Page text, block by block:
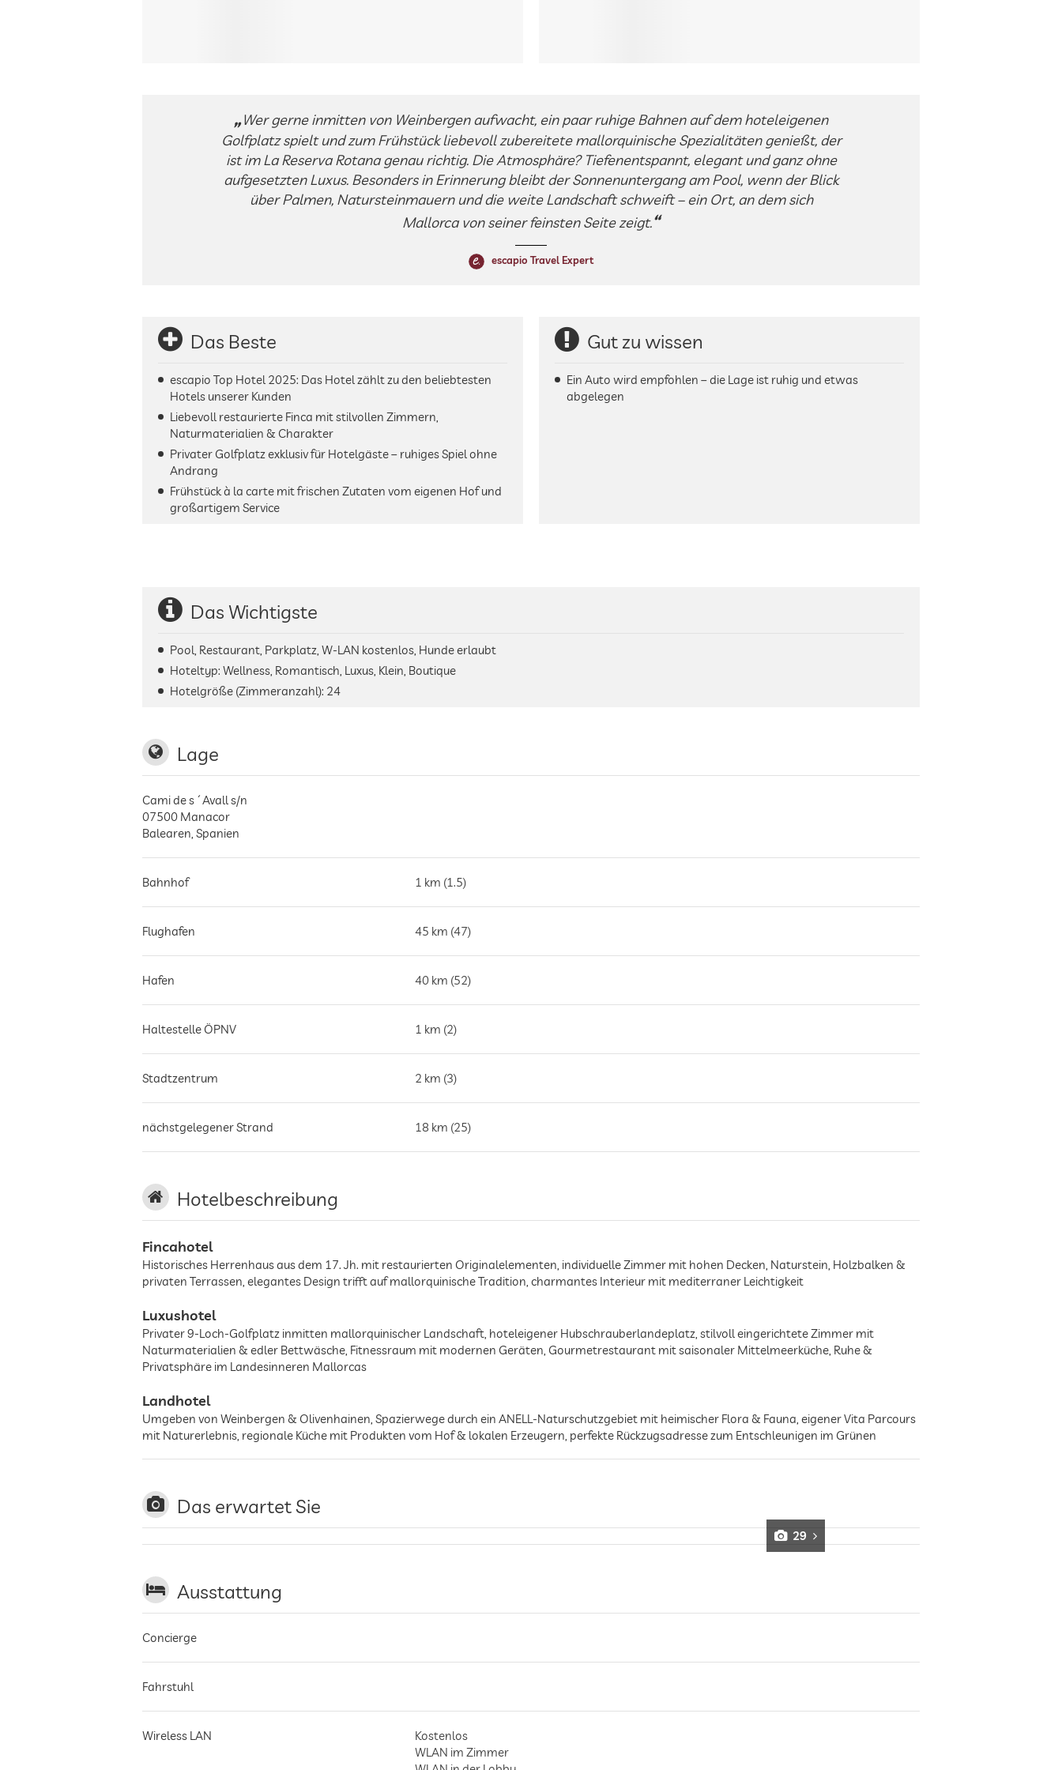
Wer gerne inmitten von Weinbergen aufwacht, ein paar ruhige Bahnen auf dem hoteleigenen
Golfplatz spielt und zum Frühstück liebevoll zubereitete mallorquinische Spezialitäten genießt, der
ist im La Reserva Rotana genau richtig. Die Atmosphäre? Tiefenentspannt, elegant und ganz ohne
aufgesetzten Luxus. Besonders in Erinnerung bleibt der Sonnenuntergang am Pool, wenn der Blick
über Palmen, Natursteinmauern und die weite Landschaft schweift – ein Ort, an dem sich
Mallorca von seiner feinsten Seite zeigt.
escapio Travel Expert
Das Beste
escapio Top Hotel 2025: Das Hotel zählt zu den beliebtesten
Hotels unserer Kunden
Liebevoll restaurierte Finca mit stilvollen Zimmern,
Naturmaterialien & Charakter
Privater Golfplatz exklusiv für Hotelgäste – ruhiges Spiel ohne
Andrang
Frühstück à la carte mit frischen Zutaten vom eigenen Hof und
großartigem Service
Gut zu wissen
Ein Auto wird empfohlen – die Lage ist ruhig und etwas
abgelegen
Das Wichtigste
Pool, Restaurant, Parkplatz, W-LAN kostenlos, Hunde erlaubt
Hoteltyp: Wellness, Romantisch, Luxus, Klein, Boutique
Hotelgröße (Zimmeranzahl): 24
Lage
Cami de s´Avall s/n
07500 Manacor
Balearen Spanien
Bahnhof 1 km (1.5)
Flughafen 45 km (47)
Hafen 40 km (52)
Haltestelle ÖPNV 1 km (2)
Stadtzentrum 2 km (3)
nächstgelegener Strand 18 km (25)
Hotelbeschreibung
Fincahotel
Historisches Herrenhaus aus dem 17. Jh. mit restaurierten Originalelementen, individuelle Zimmer mit hohen Decken, Naturstein, Holzbalken &
privaten Terrassen, elegantes Design trifft auf mallorquinische Tradition, charmantes Interieur mit mediterraner Leichtigkeit
Luxushotel
Privater 9-Loch-Golfplatz inmitten mallorquinischer Landschaft, hoteleigener Hubschrauberlandeplatz, stilvoll eingerichtete Zimmer mit
Naturmaterialien & edler Bettwäsche, Fitnessraum mit modernen Geräten, Gourmetrestaurant mit saisonaler Mittelmeerküche, Ruhe &
Privatsphäre im Landesinneren Mallorcas
Landhotel
Umgeben von Weinbergen & Olivenhainen, Spazierwege durch ein ANELL-Naturschutzgebiet mit heimischer Flora & Fauna, eigener Vita Parcours
mit Naturerlebnis, regionale Küche mit Produkten vom Hof & lokalen Erzeugern, perfekte Rückzugsadresse zum Entschleunigen im Grünen
Das erwartet Sie
29
Ausstattung
Concierge
Fahrstuhl
Wireless LAN
Kostenlos
WLAN im Zimmer